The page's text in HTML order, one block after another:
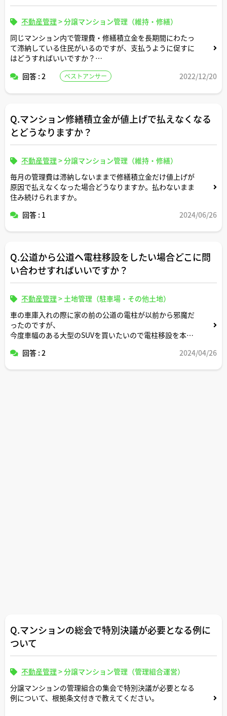
不動産管理 >分譲マンション管理（維持・修繕）
同じマンション内で管理費・修繕積立金を長期間にわたっ
て滞納している住民がいるのですが、支払うように促すに
はどうすればいいですか？
管理組合がしっかり動いてくれてないみたいでもし時効が
いです。
アドバイスよろしくお願いします。
回答 : 2 ベストアンサー 2022/12/20
Q.マンション修繕積立金が値上げで払えなくなる
とどうなりますか？
不動産管理 >分譲マンション管理（維持・修繕）
毎月の管理費は滞納しないままで修繕積立金だけ値上げが
原因で払えなくなった場合どうなりますか。払わないまま
住み続けられますか。
回答 : 1
2024/06/26
Q.公道から公道へ電柱移設をしたい場合どこに問
い合わせすればいいですか？
不動産管理 > 土地管理（駐車場・その他土地）
車の車庫入れの際に家の前の公道の電柱が以前から邪魔だ
ったのですが、
今度車幅のある大型のSUVを買いたいので電柱移設を本格
回答 : 2 2024/04/26
Q.マンションの総会で特別決議が必要となる例に
ついて
不動産管理 >分譲マンション管理（管理組合運営）
分譲マンションの管理組合の集会で特別決議が必要となる
例について、根拠条文付きで教えてください。